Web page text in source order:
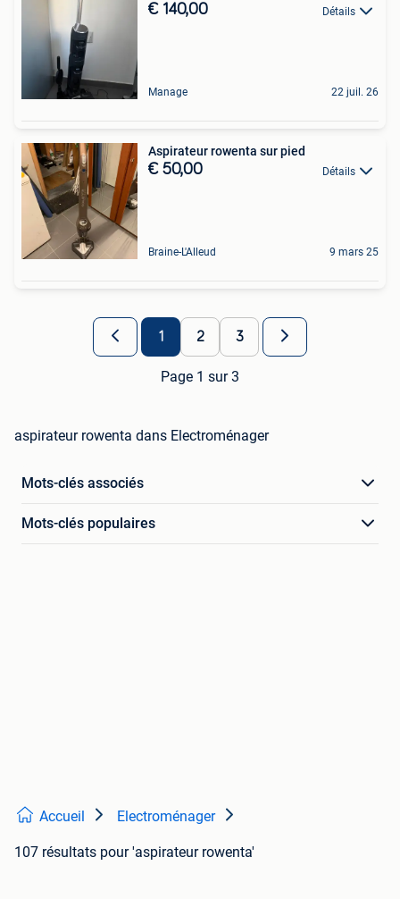
€ 140,00 Détails
Manage 22 juil. 26
Aspirateur rowenta sur pied
€ 50,00 Détails
Braine-L'Alleud 9 mars 25
1 2 3
Page 1 sur 3
aspirateur rowenta dans Electroménager
Mots-clés associés
Mots-clés populaires
Accueil Electroménager
107 résultats pour 'aspirateur rowenta'